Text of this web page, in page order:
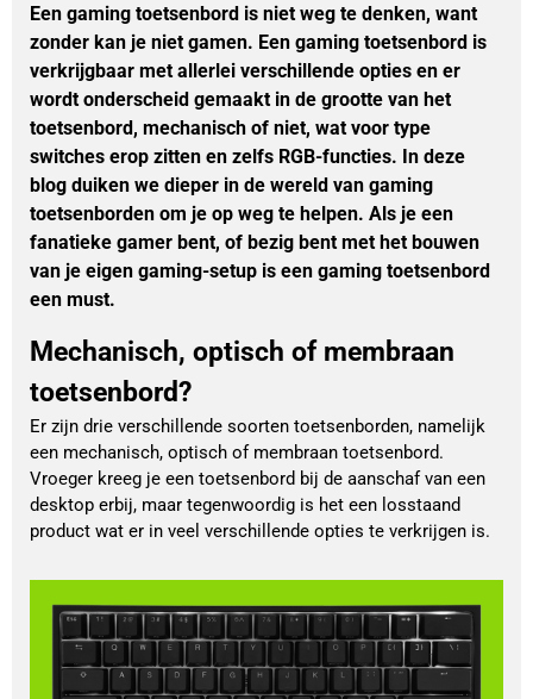
Een gaming toetsenbord is niet weg te denken, want
zonder kan je niet gamen. Een gaming toetsenbord is
verkrijgbaar met allerlei verschillende opties en er
wordt onderscheid gemaakt in de grootte van het
toetsenbord, mechanisch of niet, wat voor type
switches erop zitten en zelfs RGB-functies. In deze
blog duiken we dieper in de wereld van gaming
toetsenborden om je op weg te helpen. Als je een
fanatieke gamer bent, of bezig bent met het bouwen
van je eigen gaming-setup is een gaming toetsenbord
een must.
Mechanisch, optisch of membraan
toetsenbord?
Er zijn drie verschillende soorten toetsenborden, namelijk
een mechanisch, optisch of membraan toetsenbord.
Vroeger kreeg je een toetsenbord bij de aanschaf van een
desktop erbij, maar tegenwoordig is het een losstaand
product wat er in veel verschillende opties te verkrijgen is.